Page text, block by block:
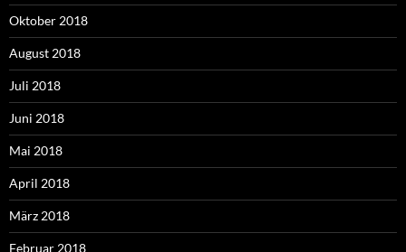
Oktober 2018
August 2018
Juli 2018
Juni 2018
Mai 2018
April 2018
März 2018
Februar 2018